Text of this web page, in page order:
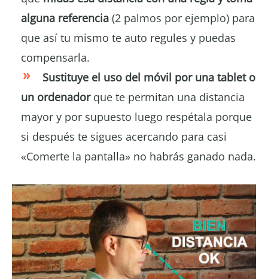
alguna referencia (2 palmos por ejemplo) para
que así tu mismo te auto regules y puedas
compensarla.
Sustituye el uso del móvil por una tablet o
un ordenadorque te permitan una distancia
mayor y por supuesto luego respétala porque
si después te sigues acercando para casi
«Comerte la pantalla» no habrás ganado nada.